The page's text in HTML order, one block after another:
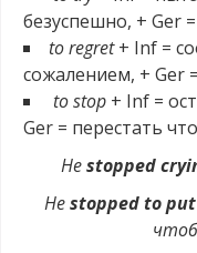
безуспешно, + Ger
to regret+ Inf =
сожалением, + Ger
to stop + Inf =
Ger = перестать
Hestopped
Hestopped to put